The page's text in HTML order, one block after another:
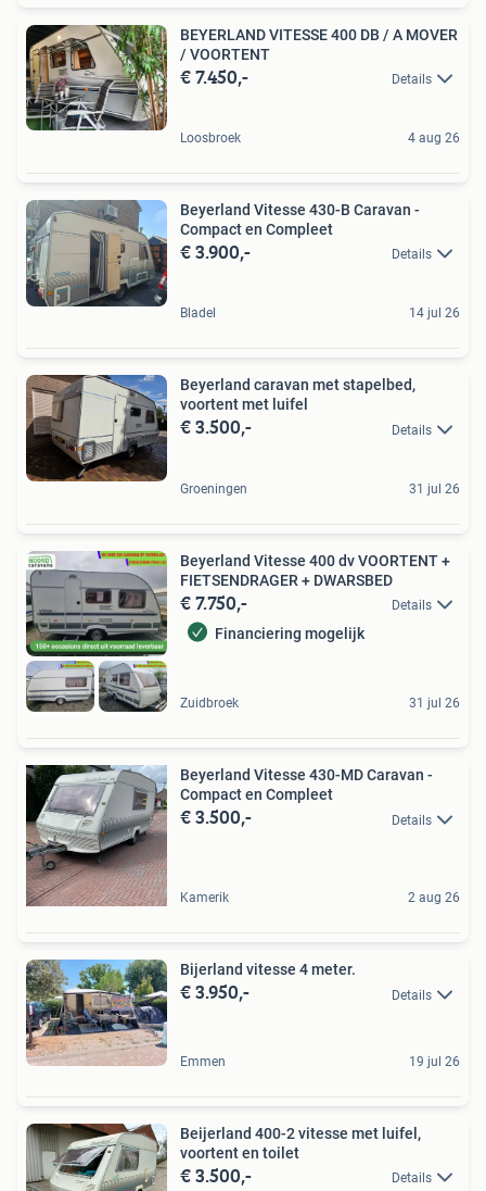
BEYERLAND VITESSE 400 DB / A MOVER
/ VOORTENT
€ 7.450,- Details
Loosbroek 4 aug 26
Beyerland Vitesse 430-B Caravan -
Compact en Compleet
€ 3.900,- Details
Bladel 14 jul 26
Beyerland caravan met stapelbed,
voortent met luifel
€ 3.500,- Details
Groeningen 31 jul 26
Beyerland Vitesse 400 dv VOORTENT +
FIETSENDRAGER + DWARSBED
€ 7.750,- Details
Financiering mogelijk
Zuidbroek 31 jul 26
Beyerland Vitesse 430-MD Caravan -
Compact en Compleet
€ 3.500,- Details
Kamerik 2 aug 26
Bijerland vitesse 4 meter.
€ 3.950,- Details
Emmen 19 jul 26
Beijerland 400-2 vitesse met luifel,
voortent en toilet
€ 3.500,- Details